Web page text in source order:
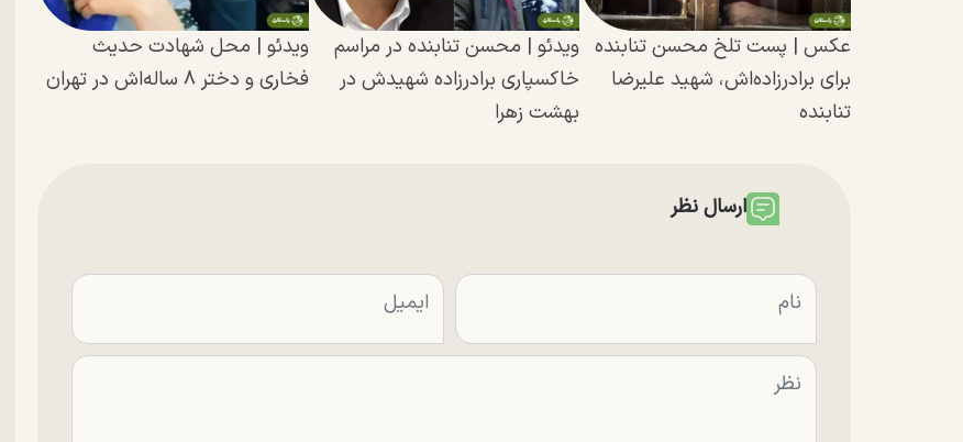
عکس | پست تلخ محسن تنابنده
برای برادرزاده‌اش، شهید علیرضا
تنابنده
ویدئو | محسن تنابنده در مراسم
خاکسپاری برادرزاده شهیدش در
بهشت زهرا
ویدئو | محل شهادت حدیث
فخاری و دختر ۸ ساله‌اش در تهران
ارسال نظر